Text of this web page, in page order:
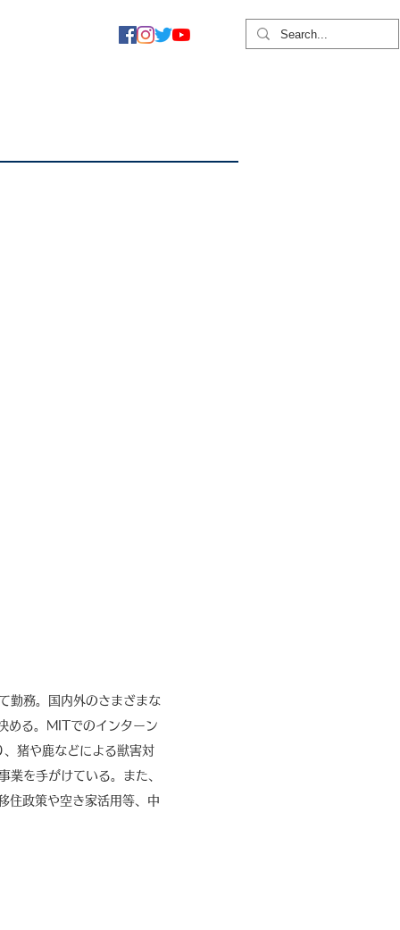
勤務。国内外のさまざまな
める。MITでのインターン
猪や鹿などによる獣害対
業を手がけている。また、
住政策や空き家活用等、中